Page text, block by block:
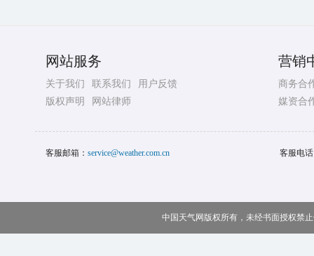
网站服务
关于我们 联系我们
用户反馈
版权声明
网站律师
营销
商务合
媒资合
客服邮箱： service@weather.com.cn 客服电
中国天气网版权所有，未经书面授权